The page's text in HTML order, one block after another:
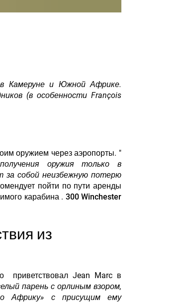
Камеруне и Южной Африке.
(в особенности François
оружием через аэропорты. "
оружия только в
за собой неизбежную потерю
пойти по пути аренды
карабина . 300 Winchester
из
приветствовал Jean Marc в
парень с орлиным взором,
Африку» с присущим ему